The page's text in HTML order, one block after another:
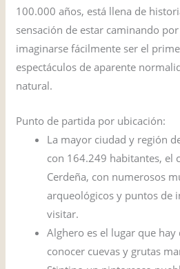
100.000 años, está llena de
sensación de estar caminando
imaginarse fácilmente ser el
espectáculos de aparente
natural.
Punto de partida por ubicación:
La mayor ciudad y región
con 164.249 habitantes, el
Cerdeña, con numerosos
arqueológicos y puntos de
visitar.
Alghero es el lugar que
conocer cuevas y grutas